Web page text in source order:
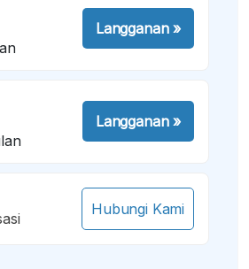
Langganan»
Langganan»
Hubungi Kami